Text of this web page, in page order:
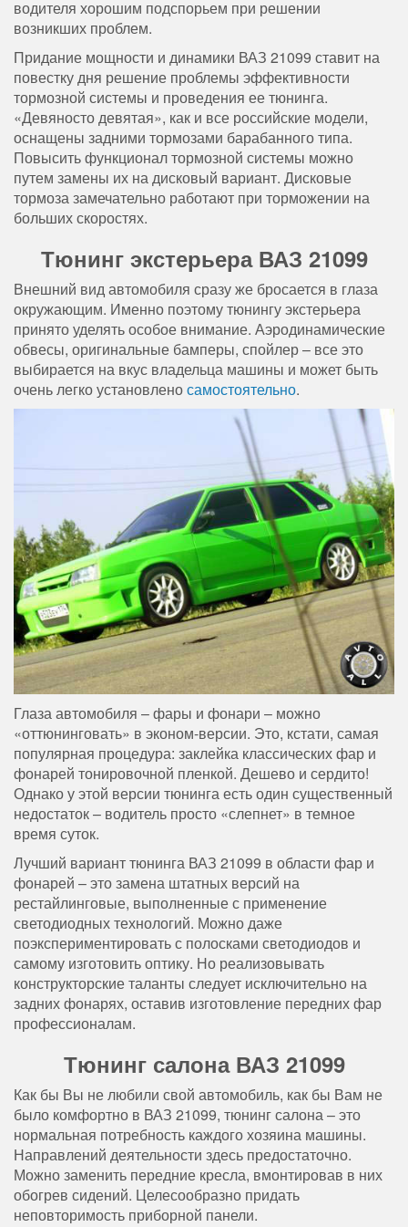
водителя хорошим подспорьем при решении
возникших проблем.
Придание мощности и динамики ВАЗ 21099 ставит на
повестку дня решение проблемы эффективности
тормозной системы и проведения ее тюнинга.
«Девяносто девятая», как и все российские модели,
оснащены задними тормозами барабанного типа.
Повысить функционал тормозной системы можно
путем замены их на дисковый вариант. Дисковые
тормоза замечательно работают при торможении на
больших скоростях.
Тюнинг экстерьера ВАЗ 21099
Внешний вид автомобиля сразу же бросается в глаза
окружающим. Именно поэтому тюнингу экстерьера
принято уделять особое внимание. Аэродинамические
обвесы, оригинальные бамперы, спойлер – все это
выбирается на вкус владельца машины и может быть
очень легко установленосамостоятельно.
Глаза автомобиля – фары и фонари – можно
«оттюнинговать» в эконом-версии. Это, кстати, самая
популярная процедура: заклейка классических фар и
фонарей тонировочной пленкой. Дешево и сердито!
Однако у этой версии тюнинга есть один существенный
недостаток – водитель просто «слепнет» в темное
время суток.
Лучший вариант тюнинга ВАЗ 21099 в области фар и
фонарей – это замена штатных версий на
рестайлинговые, выполненные с применение
светодиодных технологий. Можно даже
поэкспериментировать с полосками светодиодов и
самому изготовить оптику. Но реализовывать
конструкторские таланты следует исключительно на
задних фонарях, оставив изготовление передних фар
профессионалам.
Тюнинг салона ВАЗ 21099
Как бы Вы не любили свой автомобиль, как бы Вам не
было комфортно в ВАЗ 21099, тюнинг салона – это
нормальная потребность каждого хозяина машины.
Направлений деятельности здесь предостаточно.
Можно заменить передние кресла, вмонтировав в них
обогрев сидений. Целесообразно придать
неповторимость приборной панели.